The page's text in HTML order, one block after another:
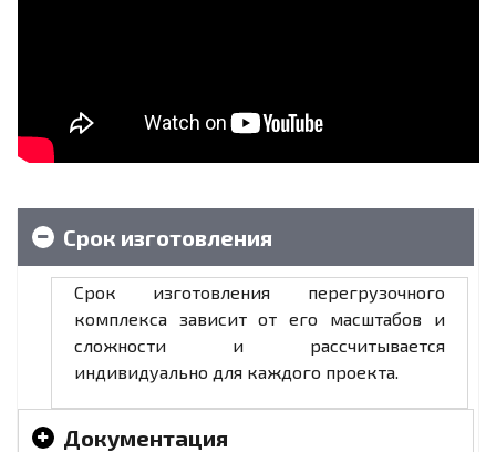
Срок изготовления
Срок изготовления перегрузочного
комплекса зависит от его масштабов и
сложности и рассчитывается
индивидуально для каждого проекта.
Документация